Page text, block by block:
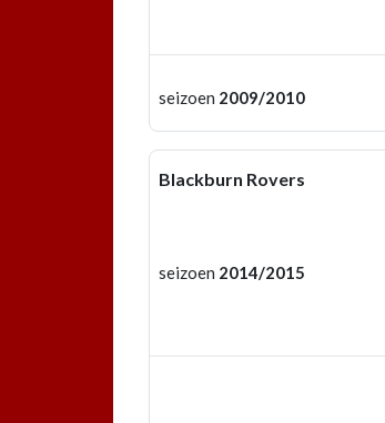
seizoen 2009/2010
Blackburn Rovers
seizoen 2014/2015